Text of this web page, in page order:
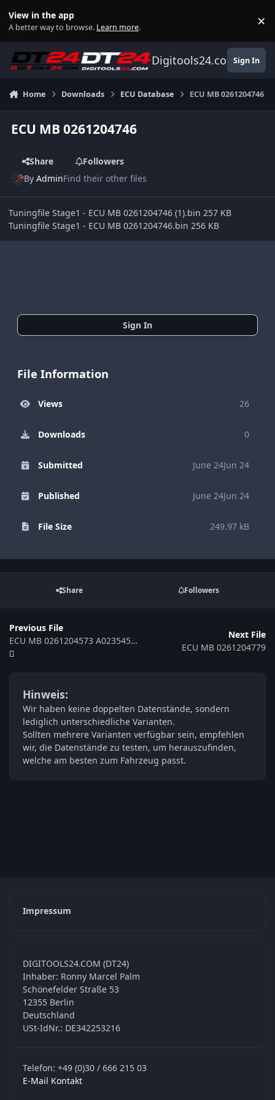
View in the app
A better way to browse. Learn more. ×
Digitools24.comSign In
Home Downloads ECU Database ECU MB 0261204746
ECU MB 0261204746
Share
Followers
ByAdminFind their other files
Tuningfile Stage1 - ECU MB 0261204746 (1).bin 257 KB
Tuningfile Stage1 - ECU MB 0261204746.bin 256 KB
Sign In
File Information
Views 26
Downloads 0
Submitted June 24Jun 24
Published June 24Jun 24
File Size 249.97 kB
Share Followers
Previous File
ECU MB 0261204573 A0235452232 523539
Next File
ECU MB 0261204779
Hinweis:
Wir haben keine doppelten Datenstände, sondern
lediglich unterschiedliche Varianten.
Sollten mehrere Varianten verfügbar sein, empfehlen
wir, die Datenstände zu testen, um herauszufinden,
welche am besten zum Fahrzeug passt.
Impressum
DIGITOOLS24.COM (DT24)
Inhaber: Ronny Marcel Palm
Schönefelder Straße 53
12355 Berlin
Deutschland
USt-IdNr.: DE342253216
Telefon: +49 (0)30 / 666 215 03
E-Mail Kontakt